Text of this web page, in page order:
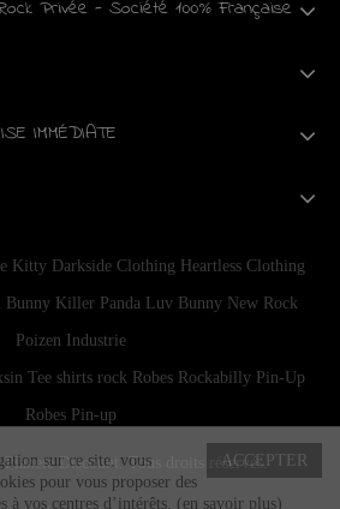
Privée - Société 100% Française
IMMÉDIATE
Kitty Darkside Clothing Heartless Clothing
Bunny Killer Panda Luv Bunny New Rock
Poizen Industrie
Tee shirts rock Robes Rockabilly Pin-Up
Robes Pin-up
Planete Discount . Tous droits réservés.ACCEPTER
sur ce site, vous
pour vous proposer des
à vos centres d’intérêts. (en savoir plus)